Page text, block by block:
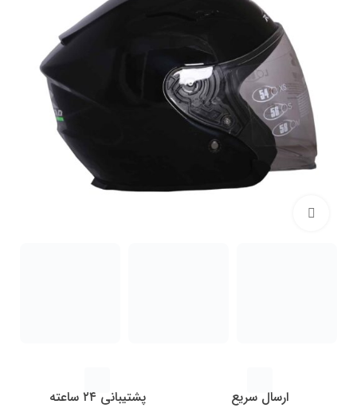
ارسال سریع پشتیبانی ۲۴ ساعته